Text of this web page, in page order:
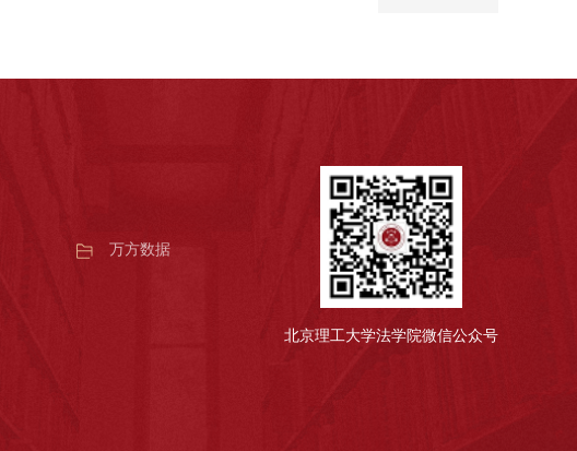
万方数据
北京理工大学法学院微信公众号